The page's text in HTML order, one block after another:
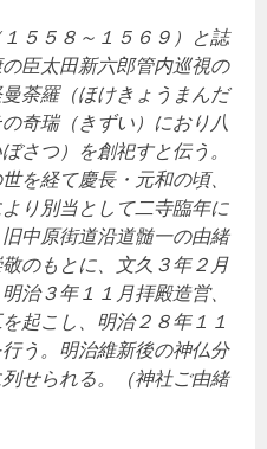
５５８～１５６９）と誌
臣太田新六郎管内巡視の
荼羅（ほけきょうまんだ
奇瑞（きずい）におり八
さつ）を創祀すと伝う。
を経て慶長・元和の頃、
り別当として二寺臨年に
中原街道沿道髄一の由緒
のもとに、文久３年２月
治３年１１月拝殿造営、
起こし、明治２８年１１
う。明治維新後の神仏分
せられる。（神社ご由緒